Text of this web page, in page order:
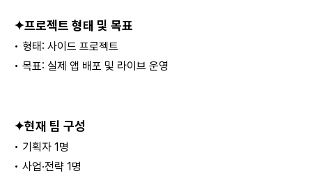
✦프로젝트 형태 및 목표
• 형태: 사이드 프로젝트
• 목표: 실제 앱 배포 및 라이브 운영
✦현재 팀 구성
• 기획자 1명
• 사업·전략 1명